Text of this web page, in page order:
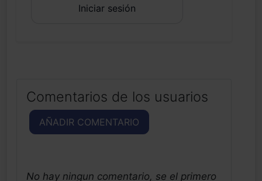
Iniciar sesión
Comentarios de los usuarios
AÑADIR COMENTARIO
No hay ningun comentario, se el primero